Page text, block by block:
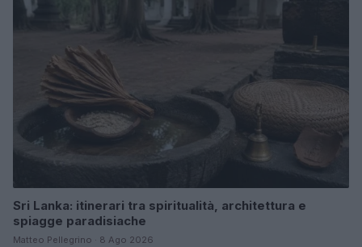
Sri Lanka: itinerari tra spiritualità, architettura e
spiagge paradisiache
Matteo Pellegrino · 8 Ago 2026